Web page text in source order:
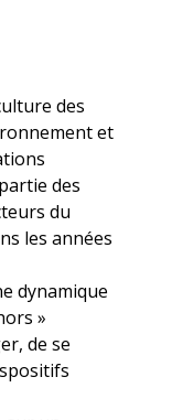
des
et
des
du
les années
dynamique
»
de se